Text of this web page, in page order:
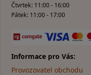
Informace pro Vás:
Provozovatel obchodu
Čtvrtek: 11:00 - 16:00
Pátek: 11:00 - 17:00